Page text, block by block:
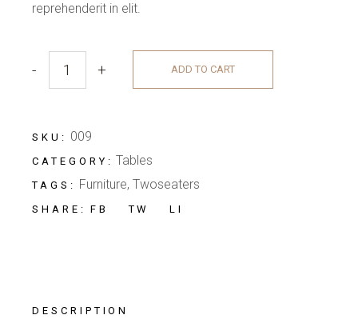
reprehenderit in elit.
- + ADD TO CART
SKU: 009
CATEGORY: Tables
TAGS: Furniture, Twoseaters
SHARE: FB TW LI
DESCRIPTION